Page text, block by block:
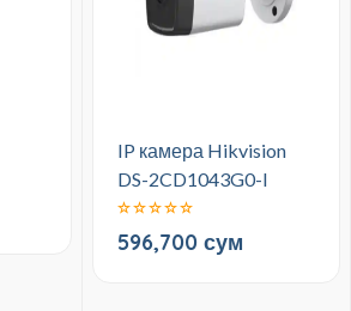
IP камера Hikvision
DS-2CD1043G0-I
596,700 сум